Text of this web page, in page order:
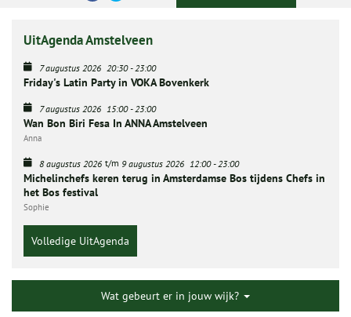
UitAgenda Amstelveen
7 augustus 2026 20:30- 23:00
Friday's Latin Party in VOKA Bovenkerk
7 augustus 2026 15:00- 23:00
Wan Bon Biri Fesa In ANNA Amstelveen
Anna
8 augustus 2026 t/m 9 augustus 2026 12:00- 23:00
Michelinchefs keren terug in Amsterdamse Bos tijdens Chefs in
het Bos festival
Sophie
Volledige UitAgenda
Wat gebeurt er in jouw wijk?